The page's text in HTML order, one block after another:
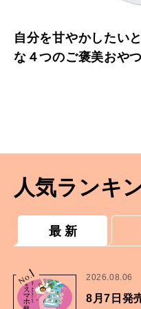
自分を甘やかしたい
な４つのご褒美おやつ
人気ランキ
最 新
No.
1 2026.08.06
8月7日発